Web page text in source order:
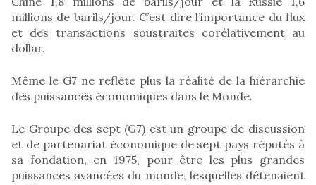
millions de barils/jour. C’est dire l’importance du flux
et des transactions soustraites corélativement au
dollar.
Même le G7 ne reflète plus la réalité de la hiérarchie
des puissances économiques dans le Monde.
Le Groupe des sept (G7) est un groupe de discussion
et de partenariat économique de sept pays réputés à
sa fondation, en 1975, pour être les plus grandes
puissances avancées du monde, lesquelles détenaient